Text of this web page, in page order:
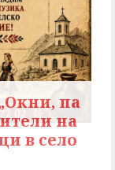
па
на
в село